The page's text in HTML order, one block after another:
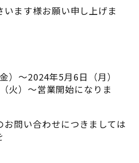
ます様お願い申し上げま
）～2024年5月6日（月）
火）～営業開始になりま
お問い合わせにつきましては